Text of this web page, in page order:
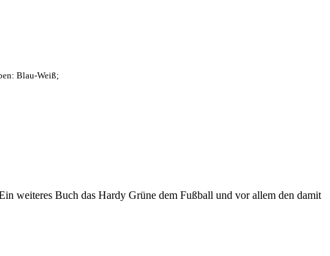
Blau-Weiß;
weiteres Buch das Hardy Grüne dem Fußball und vor allem den damit